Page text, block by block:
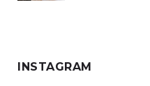
INSTAGRAM